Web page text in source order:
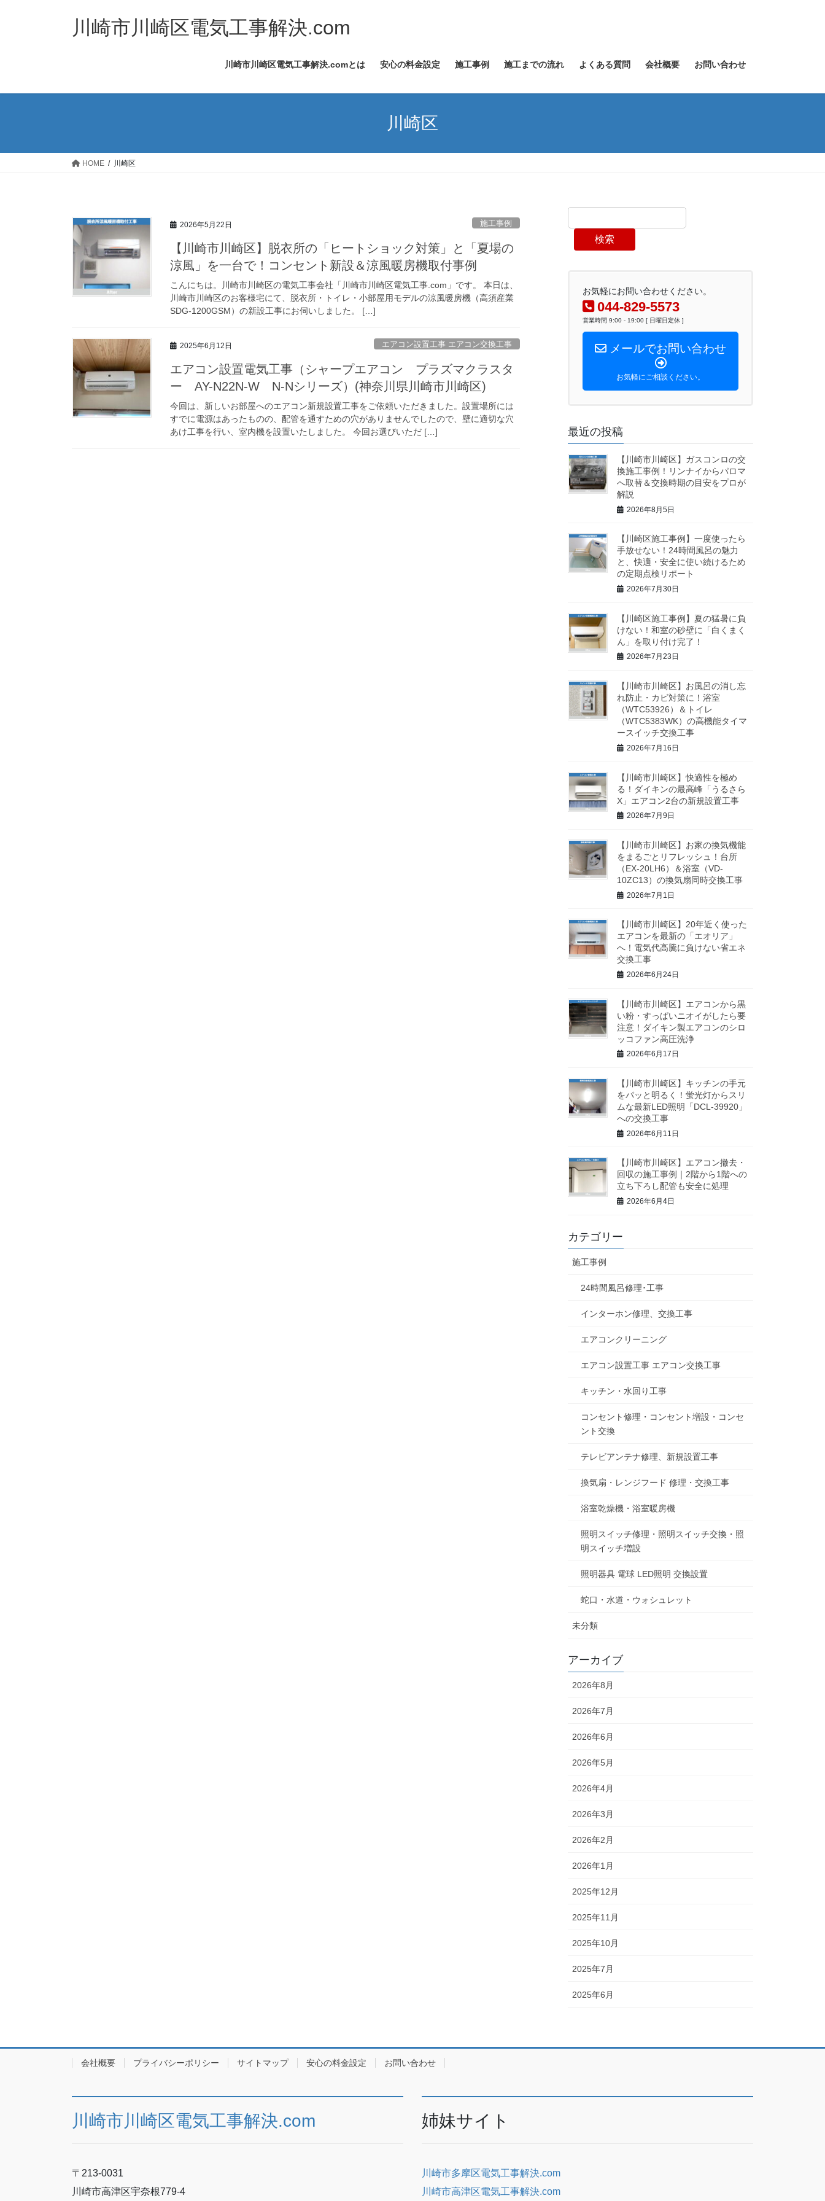
ス
ン
川崎市川崎区電気工事解決.com
川崎市川崎区電気工事解決.comとは 安心の料金設定 施工事例 施工までの流れ よくある質問 会社概要 お問い合わせ
川崎区
HOME 川崎区
2026年5月22日 施工事例
【川崎市川崎区】脱衣所の「ヒートショック対策」と「夏場の
涼風」を一台で！コンセント新設＆涼風暖房機取付事例
こんにちは。川崎市川崎区の電気工事会社「川崎市川崎区電気工事.com」です。 本日は、
川崎市川崎区のお客様宅にて、脱衣所・トイレ・小部屋用モデルの涼風暖房機（高須産業
SDG-1200GSM）の新設工事にお伺いしました。 […]
2025年6月12日 エアコン設置工事 エアコン交換工事
エアコン設置電気工事（シャープエアコン プラズマクラスタ
ー AY-N22N-W N-Nシリーズ）(神奈川県川崎市川崎区)
今回は、新しいお部屋へのエアコン新規設置工事をご依頼いただきました。設置場所には
すでに電源はあったものの、配管を通すための穴がありませんでしたので、壁に適切な穴
あけ工事を行い、室内機を設置いたしました。 今回お選びいただ […]
検索
お気軽にお問い合わせください。
044-829-5573
営業時間 9:00 - 19:00 [ 日曜日定休 ]
メールでお問い合わせ
お気軽にご相談ください。
最近の投稿
【川崎市川崎区】ガスコンロの交
換施工事例！リンナイからパロマ
へ取替＆交換時期の目安をプロが
解説
2026年8月5日
【川崎区施工事例】一度使ったら
手放せない！24時間風呂の魅力
と、快適・安全に使い続けるため
の定期点検リポート
2026年7月30日
【川崎区施工事例】夏の猛暑に負
けない！和室の砂壁に「白くまく
ん」を取り付け完了！
2026年7月23日
【川崎市川崎区】お風呂の消し忘
れ防止・カビ対策に！浴室
（WTC53926）＆トイレ
（WTC5383WK）の高機能タイマ
ースイッチ交換工事
2026年7月16日
【川崎市川崎区】快適性を極め
る！ダイキンの最高峰「うるさら
X」エアコン2台の新規設置工事
2026年7月9日
【川崎市川崎区】お家の換気機能
をまるごとリフレッシュ！台所
（EX-20LH6）＆浴室（VD-
10ZC13）の換気扇同時交換工事
2026年7月1日
【川崎市川崎区】20年近く使った
エアコンを最新の「エオリア」
へ！電気代高騰に負けない省エネ
交換工事
2026年6月24日
【川崎市川崎区】エアコンから黒
い粉・すっぱいニオイがしたら要
注意！ダイキン製エアコンのシロ
ッコファン高圧洗浄
2026年6月17日
【川崎市川崎区】キッチンの手元
をパッと明るく！蛍光灯からスリ
ムな最新LED照明「DCL-39920」
への交換工事
2026年6月11日
【川崎市川崎区】エアコン撤去・
回収の施工事例｜2階から1階への
立ち下ろし配管も安全に処理
2026年6月4日
カテゴリー
施工事例
24時間風呂修理･工事
インターホン修理、交換工事
エアコンクリーニング
エアコン設置工事 エアコン交換工事
キッチン・水回り工事
コンセント修理・コンセント増設・コンセ
ント交換
テレビアンテナ修理、新規設置工事
換気扇・レンジフード 修理・交換工事
浴室乾燥機・浴室暖房機
照明スイッチ修理・照明スイッチ交換・照
明スイッチ増設
照明器具 電球 LED照明 交換設置
蛇口・水道・ウォシュレット
未分類
アーカイブ
2026年8月
2026年7月
2026年6月
2026年5月
2026年4月
2026年3月
2026年2月
2026年1月
2025年12月
2025年11月
2025年10月
2025年7月
2025年6月
会社概要 プライバシーポリシー サイトマップ 安心の料金設定 お問い合わせ
川崎市川崎区電気工事解決.com
〒213-0031
川崎市高津区宇奈根779-4
姉妹サイト
川崎市多摩区電気工事解決.com
川崎市高津区電気工事解決.com